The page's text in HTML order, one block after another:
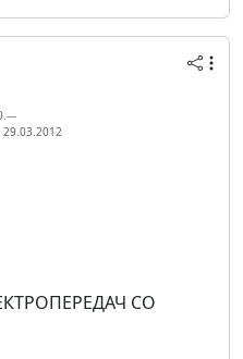
29.03.2012
СО